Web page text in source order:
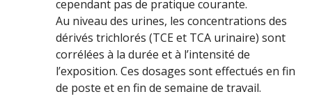
cependant pas de pratique courante.
Au niveau des urines, les concentrations des
dérivés trichlorés (TCE et TCA urinaire) sont
corrélées à la durée et à l’intensité de
l’exposition. Ces dosages sont effectués en fin
de poste et en fin de semaine de travail.